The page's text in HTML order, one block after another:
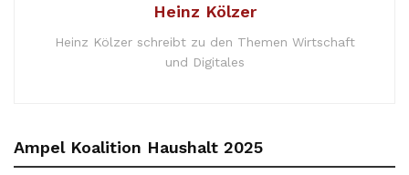
Heinz Kölzer
Heinz Kölzer schreibt zu den Themen Wirtschaft
und Digitales
Ampel Koalition Haushalt 2025